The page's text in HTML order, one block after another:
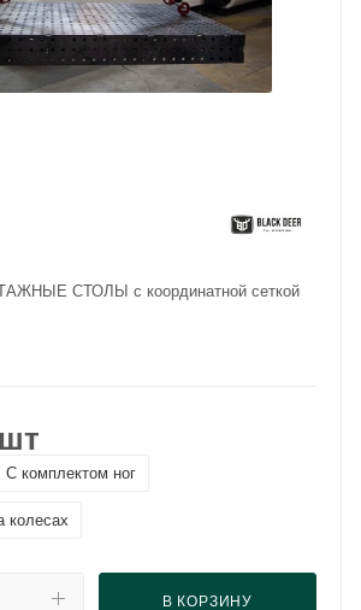
СТОЛЫ с координатной сеткой
С комплектом ног
колесах
В КОРЗИНУ